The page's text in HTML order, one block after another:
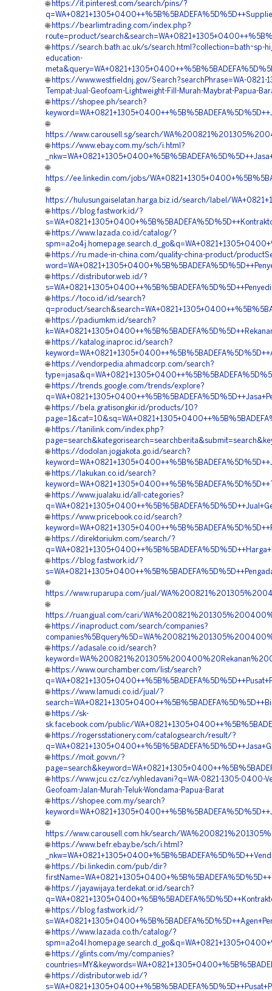
🌐 https://it.pinterest.com/search/pins/?
🌐 https://bearlimtrading.com/index.php?
route=product/
🌐 https://search.bath.ac.uk/s/search.html?collection=bath~sp-
education-
🌐 https://www.westfieldnj.gov/Search?searchPhrase=WA-0821-
Tempat-Jual-Geofoam-Lightweight-Fill-Murah-Maybrat-Papua-
🌐 https://shopee.ph/search?
🌐
https://www.carousell.sg/search/
🌐 https://www.ebay.com.my/sch/i.html?
🌐
https://ee.linkedin.com/jobs/
🌐
https://hulusungaiselatan.harga.biz.id/search/label/
🌐 https://blog.fastwork.id/?
🌐 https://www.lazada.co.id/catalog/?
🌐 https://ru.made-in-china.com/quality-china-product/
🌐 https://distributor.web.id/?
🌐 https://toco.id/id/search?
q=product/
🌐 https://padiumkm.id/search?
🌐 https://katalog.inaproc.id/search?
🌐 https://vendorpedia.ahmadcorp.com/search?
🌐 https://trends.google.com/trends/explore?
🌐 https://bela.gratisongkir.id/products/10?
🌐 https://tanilink.com/index.php?
🌐 https://dodolan.jogjakota.go.id/search?
🌐 https://lakukan.co.id/search?
🌐 https://www.jualaku.id/all-categories?
🌐 https://www.pricebook.co.id/search?
🌐 https://direktoriukm.com/search/?
🌐 https://blog.fastwork.id/?
🌐
https://www.ruparupa.com/jual/
🌐
https://ruangjual.com/cari/
🌐 https://inaproduct.com/search/companies?
🌐 https://adasale.co.id/search?
🌐 https://www.ourchamber.com/list/search?
🌐 https://www.lamudi.co.id/jual/?
🌐 https://sk-
sk.facebook.com/public/
🌐 https://rogersstationery.com/catalogsearch/result/?
🌐 https://moit.gov.vn/?
🌐 https://www.jcu.cz/cz/vyhledavani?q=WA-0821-1305-0400-
Geofoam-Jalan-Murah-Teluk-Wondama-Papua-Barat
🌐 https://shopee.com.my/search?
🌐
https://www.carousell.com.hk/search/
🌐 https://www.befr.ebay.be/sch/i.html?
🌐 https://bi.linkedin.com/pub/dir?
🌐 https://jayawijaya.terdekat.or.id/search?
🌐 https://blog.fastwork.id/?
🌐 https://www.lazada.co.th/catalog/?
🌐 https://glints.com/my/companies?
🌐 https://distributor.web.id/?